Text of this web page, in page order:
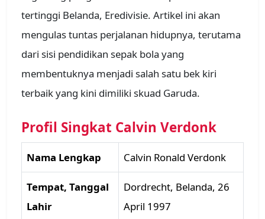
tertinggi Belanda, Eredivisie. Artikel ini akan
mengulas tuntas perjalanan hidupnya, terutama
dari sisi pendidikan sepak bola yang
membentuknya menjadi salah satu bek kiri
terbaik yang kini dimiliki skuad Garuda.
Profil Singkat Calvin Verdonk
Nama Lengkap Calvin Ronald Verdonk
Tempat, Tanggal
Lahir
Dordrecht, Belanda, 26
April 1997